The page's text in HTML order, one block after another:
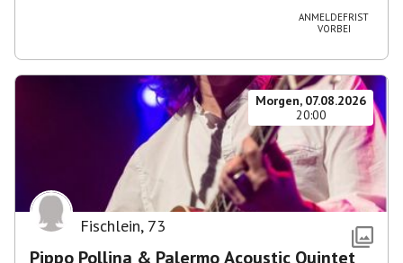
ANMELDEFRIST
VORBEI
Morgen, 07.08.2026
20:00
Fischlein, 73
Pippo Pollina & Palermo Acoustic Quintet